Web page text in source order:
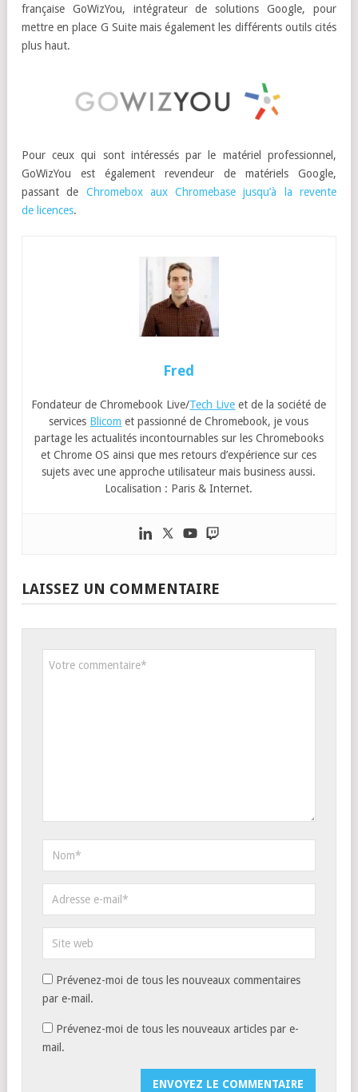
française GoWizYou, intégrateur de solutions Google, pour
mettre en place G Suite mais également les différents outils cités
plus haut.
Pour ceux qui sont intéressés par le matériel professionnel,
GoWizYou est également revendeur de matériels Google,
passant de Chromebox aux Chromebase jusqu’à la revente
de licences.
Fred
Fondateur de Chromebook Live/Tech Live et de la société de
services Blicom et passionné de Chromebook, je vous
partage les actualités incontournables sur les Chromebooks
et Chrome OS ainsi que mes retours d’expérience sur ces
sujets avec une approche utilisateur mais business aussi.
Localisation : Paris & Internet.
LAISSEZ UN COMMENTAIRE
Prévenez-moi de tous les nouveaux commentaires
par e-mail.
Prévenez-moi de tous les nouveaux articles par e-
mail.